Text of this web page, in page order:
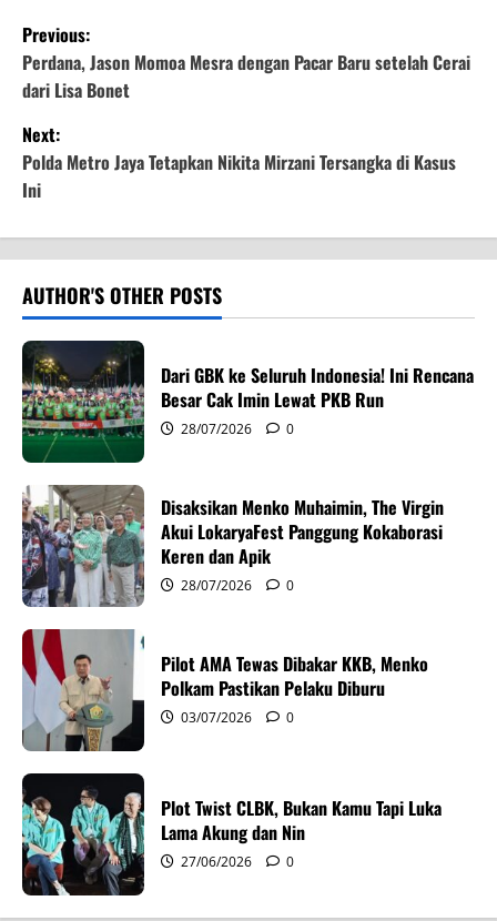
P
o
s
t
n
a
v
i
g
a
t
i
o
n
Previous:
Perdana, Jason Momoa Mesra dengan Pacar Baru setelah Cerai
dari Lisa Bonet
Next:
Polda Metro Jaya Tetapkan Nikita Mirzani Tersangka di Kasus
Ini
AUTHOR'S OTHER POSTS
Dari GBK ke Seluruh Indonesia! Ini Rencana
Besar Cak Imin Lewat PKB Run
28/07/2026 0
Disaksikan Menko Muhaimin, The Virgin
Akui LokaryaFest Panggung Kokaborasi
Keren dan Apik
28/07/2026 0
Pilot AMA Tewas Dibakar KKB, Menko
Polkam Pastikan Pelaku Diburu
03/07/2026 0
Plot Twist CLBK, Bukan Kamu Tapi Luka
Lama Akung dan Nin
27/06/2026 0